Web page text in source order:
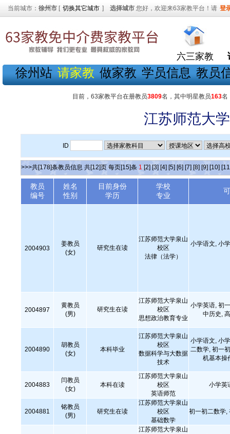
当前城市： 徐州市 [ 切换其它城市 ] 选择城市 您好，欢迎来63家教平台！请 登
六三家教
徐州站 请家教 做家教 学员信息 教员
目前，63家教平台在册教员3809名，其中明星教员163名
江苏师范大
ID
>>>共[178]条教员信息 共[12]页 每页[15]条 1 [2] [3] [4] [5] [6] [7] [8] [9] [10]
教员
编号
姓名
性别
目前身份
学历
学校
专业
2004903
姜教员
(女)
研究生在读
江苏师范大学泉山
校区
法律（法学）
小学语文, 小
2004897
黄教员
(男)
研究生在读
江苏师范大学泉山
校区
思想政治教育专业
小学英语, 初
中历史,
2004890
胡教员
(女)
本科毕业
江苏师范大学泉山
校区
数据科学与大数据
技术
小学语文, 小
二数学, 初一
机基本操
2004883
闫教员
(女)
本科在读
江苏师范大学泉山
校区
英语师范
小学英
2004881
铭教员
(男)
研究生在读
江苏师范大学泉山
校区
基础数学
初一初二数学,
江苏师范大学泉山